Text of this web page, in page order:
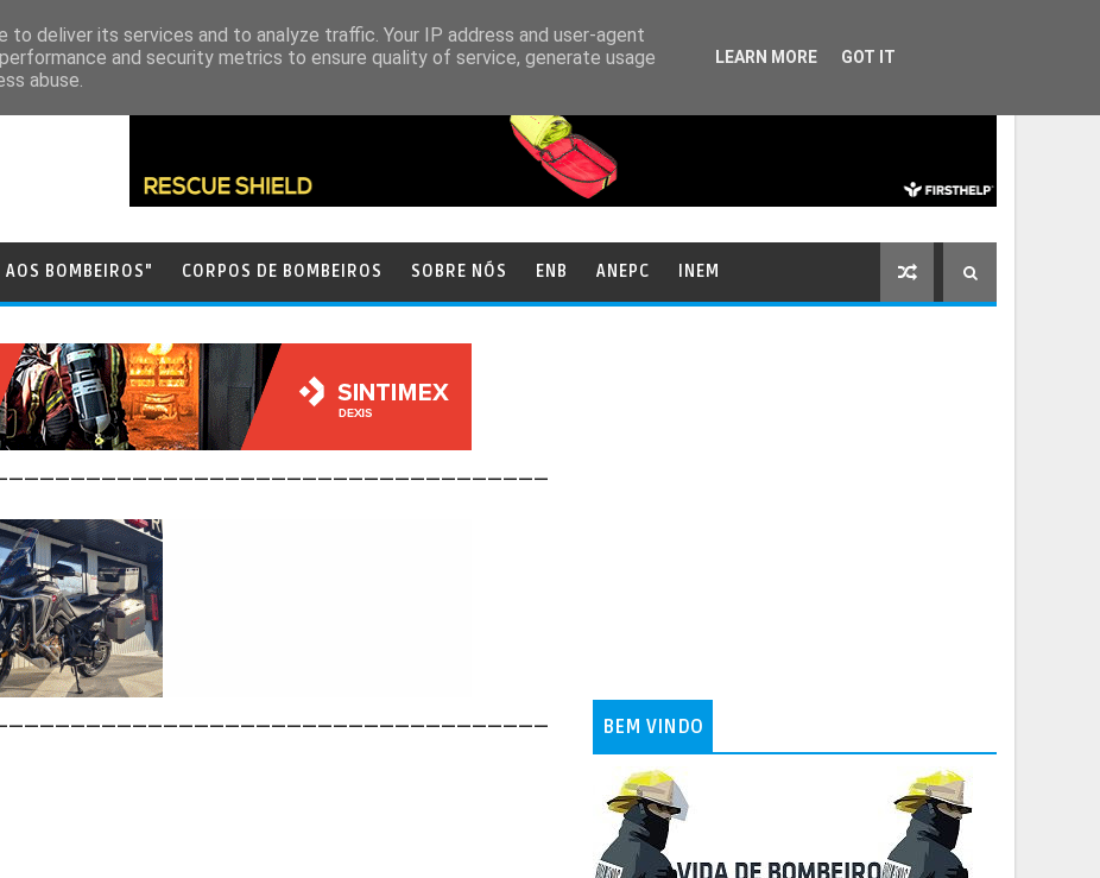
BOMBEIROS" CORPOS DE BOMBEIROS SOBRE NÓS ENB ANEPC INEM
BEM VINDO
to deliver its services and to analyze traffic. Your IP address and user-agent
and security metrics to ensure quality of service, generate usage
abuse.
LEARN MORE GOT IT